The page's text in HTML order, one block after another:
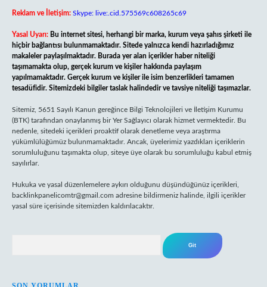
Reklam ve İletişim: Skype: live:.cid.575569c608265c69
Yasal Uyarı: Bu internet sitesi, herhangi bir marka, kurum veya şahıs şirketi ile
hiçbir bağlantısı bulunmamaktadır. Sitede yalnızca kendi hazırladığımız
makaleler paylaşılmaktadır. Burada yer alan içerikler haber niteliği
taşımamakta olup, gerçek kurum ve kişiler hakkında paylaşım
yapılmamaktadır. Gerçek kurum ve kişiler ile isim benzerlikleri tamamen
tesadüfidir. Sitemizdeki bilgiler taslak halindedir ve tavsiye niteliği taşımazlar.
Sitemiz, 5651 Sayılı Kanun gereğince Bilgi Teknolojileri ve İletişim Kurumu
(BTK) tarafından onaylanmış bir Yer Sağlayıcı olarak hizmet vermektedir. Bu
nedenle, sitedeki içerikleri proaktif olarak denetleme veya araştırma
yükümlülüğümüz bulunmamaktadır. Ancak, üyelerimiz yazdıkları içeriklerin
sorumluluğunu taşımakta olup, siteye üye olarak bu sorumluluğu kabul etmiş
sayılırlar.
Hukuka ve yasal düzenlemelere aykırı olduğunu düşündüğünüz içerikleri,
backlinkpanelicomtr@gmail.com adresine bildirmeniz halinde, ilgili içerikler
yasal süre içerisinde sitemizden kaldırılacaktır.